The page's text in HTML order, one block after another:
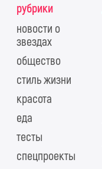
рубрики
новости о
звездах
общество
стиль жизни
красота
еда
тесты
спецпроекты